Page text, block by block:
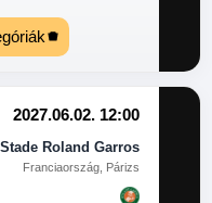
2027.06.02. 12:00
Stade Roland Garros
Franciaország, Párizs